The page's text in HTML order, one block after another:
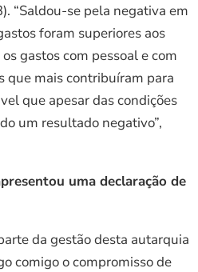
“Saldou-se pela negativa em
foram superiores aos
gastos com pessoal e com
que mais contribuíram para
que apesar das condições
um resultado negativo”,
uma declaração de
da gestão desta autarquia
comigo o compromisso de